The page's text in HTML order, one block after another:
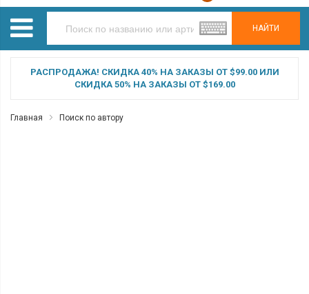
НАЙТИ
РАСПРОДАЖА! СКИДКА 40% НА ЗАКАЗЫ ОТ $99.00 ИЛИ
СКИДКА 50% НА ЗАКАЗЫ ОТ $169.00
Главная Поиск по автору